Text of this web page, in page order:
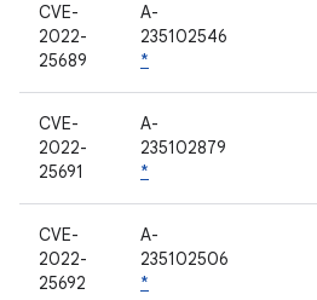
CVE-
2022-
25689
A-
235102546
*
CVE-
2022-
25691
A-
235102879
*
CVE-
2022-
25692
A-
235102506
*